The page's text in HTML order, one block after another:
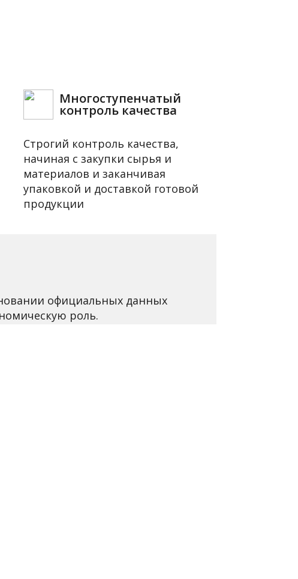
Многоступенчатый
контроль качества
Строгий контроль качества,
начиная с закупки сырья и
материалов и заканчивая
упаковкой и доставкой готовой
продукции
официальных данных
роль.